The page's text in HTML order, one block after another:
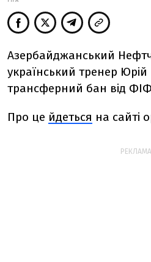
Азербайджанський
український тренер
трансферний бан від
Про це йдеться на сайті